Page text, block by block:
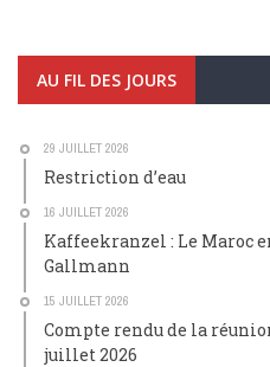
AU FIL DES JOURS
29 JUILLET 2026
Restriction d’eau
16 JUILLET 2026
Kaffeekranzel : Le Maroc
Gallmann
15 JUILLET 2026
Compte rendu de la
juillet 2026